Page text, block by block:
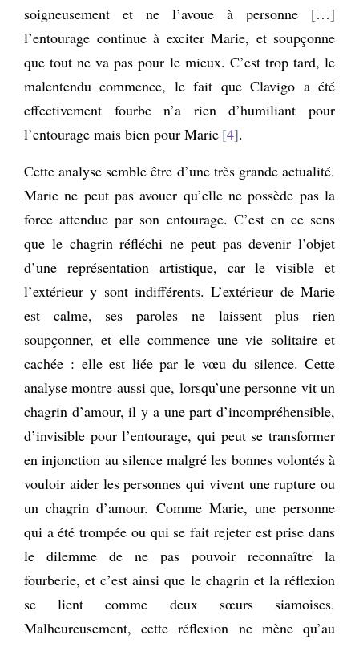
soigneusement et ne l’avoue à personne […]
l’entourage continue à exciter Marie, et soupçonne
que tout ne va pas pour le mieux. C’est trop tard, le
malentendu commence, le fait que Clavigo a été
effectivement fourbe n’a rien d’humiliant pour
l’entourage mais bien pour Marie 4 .
Cette analyse semble être d’une très grande actualité.
Marie ne peut pas avouer qu’elle ne possède pas la
force attendue par son entourage. C’est en ce sens
que le chagrin réfléchi ne peut pas devenir l’objet
d’une représentation artistique, car le visible et
l’extérieur y sont indifférents. L’extérieur de Marie
est calme, ses paroles ne laissent plus rien
soupçonner, et elle commence une vie solitaire et
cachée : elle est liée par le vœu du silence. Cette
analyse montre aussi que, lorsqu’une personne vit un
chagrin d’amour, il y a une part d’incompréhensible,
d’invisible pour l’entourage, qui peut se transformer
en injonction au silence malgré les bonnes volontés à
vouloir aider les personnes qui vivent une rupture ou
un chagrin d’amour. Comme Marie, une personne
qui a été trompée ou qui se fait rejeter est prise dans
le dilemme de ne pas pouvoir reconnaître la
fourberie, et c’est ainsi que le chagrin et la réflexion
se lient comme deux sœurs siamoises.
Malheureusement, cette réflexion ne mène qu’au